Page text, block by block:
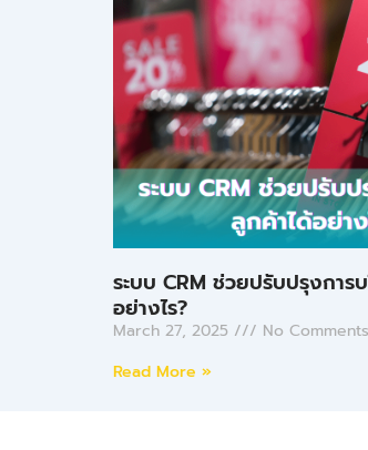
ระบบ CRM ช่วยปรับปรุงการ
อย่างไร?
March 27, 2025
No Comments
Read More »